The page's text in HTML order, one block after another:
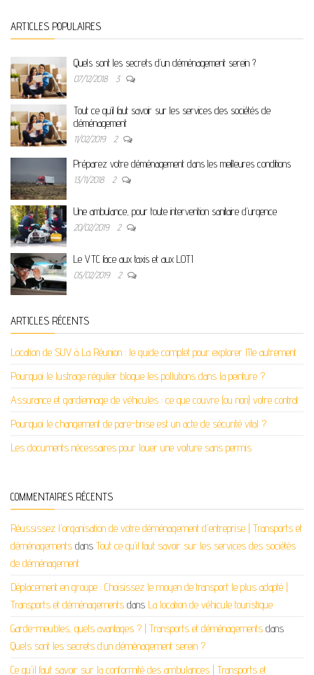
ARTICLES POPULAIRES
Quels sont les secrets d’un déménagement serein ?
07/12/2018 3
Tout ce qu’il faut savoir sur les services des sociétés de
déménagement
11/02/2019 2
Préparez votre déménagement dans les meilleures conditions
13/11/2018 2
Une ambulance, pour toute intervention sanitaire d’urgence
20/02/2019 2
Le VTC face aux taxis et aux LOTI
05/02/2019 2
ARTICLES RÉCENTS
Location de SUV à La Réunion : le guide complet pour explorer l’île autrement
Pourquoi le lustrage régulier bloque les pollutions dans la peinture ?
Assurance et gardiennage de véhicules : ce que couvre (ou non) votre contrat
Pourquoi le changement de pare-brise est un acte de sécurité vital ?
Les documents nécessaires pour louer une voiture sans permis
COMMENTAIRES RÉCENTS
Réussissez l'organisation de votre déménagement d'entreprise | Transports et
déménagements dans Tout ce qu’il faut savoir sur les services des sociétés
de déménagement
Déplacement en groupe : Choisissez le moyen de transport le plus adapté |
Transports et déménagements dans La location de véhicule touristique
Garde-meubles, quels avantages ? | Transports et déménagements dans
Quels sont les secrets d’un déménagement serein ?
Ce qu'il faut savoir sur la conformité des ambulances | Transports et